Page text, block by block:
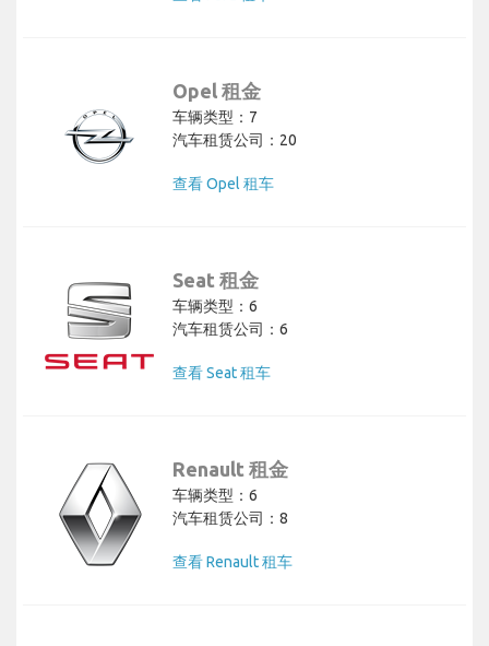
Opel 租金
车辆类型：7
汽车租赁公司：20
查看 Opel 租车
Seat 租金
车辆类型：6
汽车租赁公司：6
查看 Seat 租车
Renault 租金
车辆类型：6
汽车租赁公司：8
查看 Renault 租车